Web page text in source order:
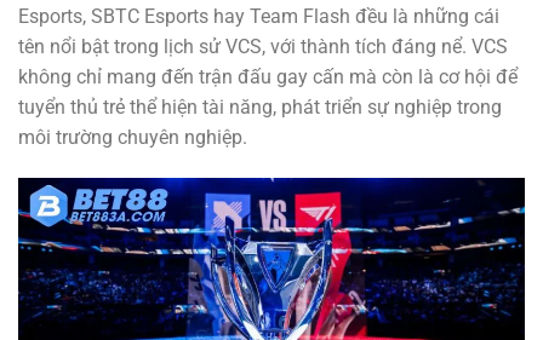
Esports, SBTC Esports hay Team Flash đều là những cái
tên nổi bật trong lịch sử VCS, với thành tích đáng nể. VCS
không chỉ mang đến trận đấu gay cấn mà còn là cơ hội để
tuyển thủ trẻ thể hiện tài năng, phát triển sự nghiệp trong
môi trường chuyên nghiệp.